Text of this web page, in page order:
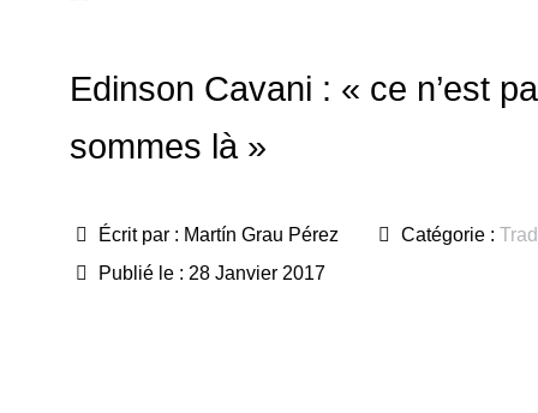
Edinson Cavani : « ce n’est
sommes là »
Écrit par : Martín Grau Pérez Catégorie :
Publié le : 28 Janvier 2017